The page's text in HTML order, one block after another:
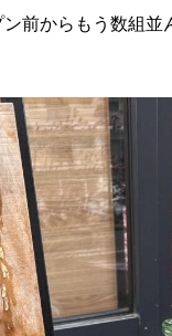
前からもう数組並